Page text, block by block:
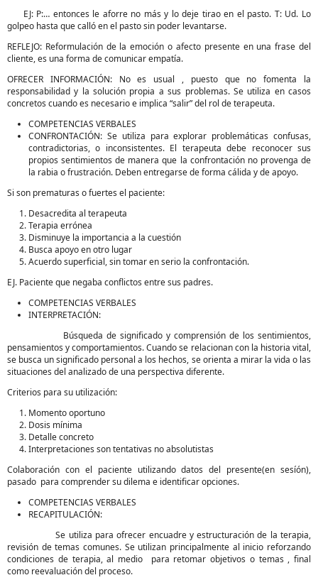
EJ: P:… entonces le aforre no más y lo deje tirao en el pasto. T: Ud. Lo
golpeo hasta que calló en el pasto sin poder levantarse.
REFLEJO: Reformulación de la emoción o afecto presente en una frase del
cliente, es una forma de comunicar empatía.
OFRECER INFORMACIÓN: No es usual , puesto que no fomenta la
responsabilidad y la solución propia a sus problemas. Se utiliza en casos
concretos cuando es necesario e implica “salir” del rol de terapeuta.
COMPETENCIAS VERBALES
CONFRONTACIÓN: Se utiliza para explorar problemáticas confusas,
contradictorias, o inconsistentes. El terapeuta debe reconocer sus
propios sentimientos de manera que la confrontación no provenga de
la rabia o frustración. Deben entregarse de forma cálida y de apoyo.
Si son prematuras o fuertes el paciente:
Desacredita al terapeuta
Terapia errónea
Disminuye la importancia a la cuestión
Busca apoyo en otro lugar
Acuerdo superficial, sin tomar en serio la confrontación.
EJ. Paciente que negaba conflictos entre sus padres.
COMPETENCIAS VERBALES
INTERPRETACIÓN:
Búsqueda de significado y comprensión de los sentimientos,
pensamientos y comportamientos. Cuando se relacionan con la historia vital,
se busca un significado personal a los hechos, se orienta a mirar la vida o las
situaciones del analizado de una perspectiva diferente.
Criterios para su utilización:
Momento oportuno
Dosis mínima
Detalle concreto
Interpretaciones son tentativas no absolutistas
Colaboración con el paciente utilizando datos del presente(en sesíón),
pasado para comprender su dilema e identificar opciones.
COMPETENCIAS VERBALES
RECAPITULACIÓN:
Se utiliza para ofrecer encuadre y estructuración de la terapia,
revisión de temas comunes. Se utilizan principalmente al inicio reforzando
condiciones de terapia, al medio para retomar objetivos o temas , final
como reevaluación del proceso.